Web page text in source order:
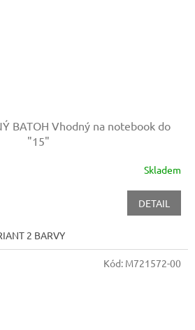
BATOH Vhodný na notebook do
"15"
Skladem
DETAIL
2 BARVY
Kód: M721572-00